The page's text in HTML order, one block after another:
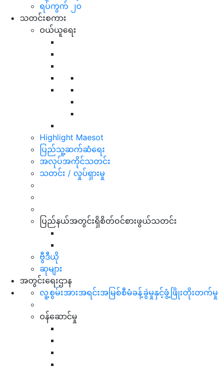
ရပ်ကွက် ၂၀
သတင်းစကား
ဝယ်ယူရေး
Highlight Maesot
ပြည်သူ့ဆက်ဆံရေး
အလုပ်အကိုင်သတင်း
သတင်း / လှုပ်ရှားမှု
ပြည်နယ်အတွင်းရှိစိတ်ဝင်စားဖွယ်သတင်း
ဗွီဒီယို
ဆုများ
အတွင်းရေးဌာန
လူ့စွမ်းအားအရင်းအမြစ်စီမံခန့်ခွဲမှုနှင့်ဖွံ့ဖြိုးတိုးတက်မှု
ဝန်ဆောင်မှု